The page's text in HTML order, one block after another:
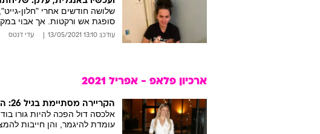
שלושה חודשים אחרי "חלון-
סופגת אש ורקטות. אך אבוי
עודכן: 13:10 13/05/2021 עדי דנטס
ארכיון פלאפ - אפריל 2021
הקריירה מסתיימת בגיל 26: החיים הטרגיים של הדוגמנית
אלכסה דול הפכה להיות גורו
עומדת להיגמר, והן חייבות